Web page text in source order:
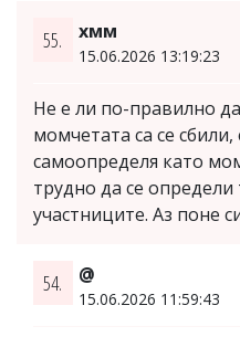
55. хмм
15.06.2026 13:19:23
Не е ли по-правилно
момчетата са се
самоопределя като
трудно да се
участниците. Аз поне
54. @
15.06.2026 11:59:43